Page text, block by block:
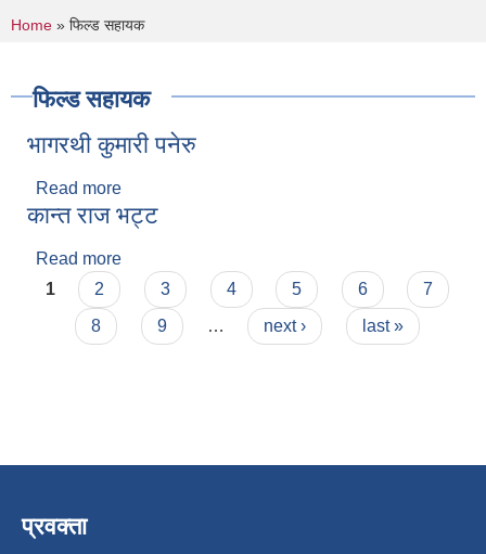
You are here
Home » फिल्ड सहायक
फिल्ड सहायक
भागरथी कुमारी पनेरु
Read more
कान्त राज भट्ट
Read more
Pages
1 2 3 4 5 6
7
8
9 … next › last »
प्रवक्ता